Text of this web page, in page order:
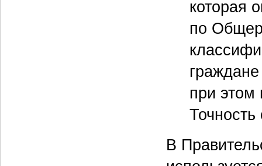
которая
по
при этом
В